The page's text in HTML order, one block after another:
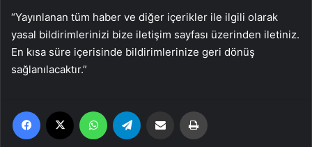
“Yayınlanan tüm haber ve diğer içerikler ile ilgili olarak
yasal bildirimlerinizi bize iletişim sayfası üzerinden iletiniz.
En kısa süre içerisinde bildirimlerinize geri dönüş
sağlanılacaktır.”
Facebook WhatsApp Email'den paylaş